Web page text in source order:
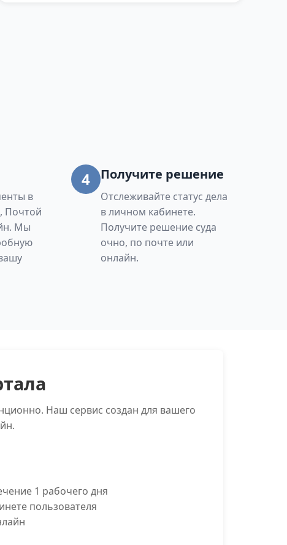
в
Почтой
Мы
4 Получите решение
Отслеживайте статус дела
в личном кабинете.
Получите решение суда
очно, по почте или
онлайн.
Наш сервис создан для вашего
1 рабочего дня
пользователя